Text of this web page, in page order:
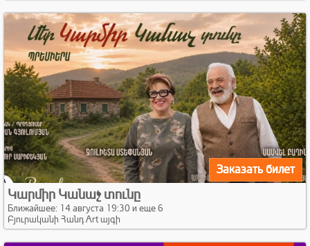
Заказать билет
Կարմիր Կանաչ տունը
Ближайшее: 14 августа 19:30 и еще 6
Բյուրականի Հանդ Art այգի